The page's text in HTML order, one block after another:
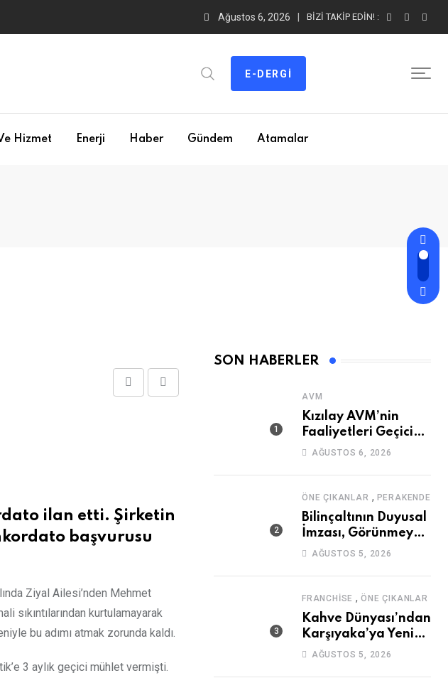
Ağustos 6, 2026 BIZI TAKIP EDIN! :
E-DERGI
Hizmet Enerji Haber Gündem Atamalar
ilan etti. Şirketin
başvurusu
Ziyal Ailesi’nden Mehmet
sıkıntılarından kurtulamayarak
bu adımı atmak zorunda kaldı.
3 aylık geçici mühlet vermişti.
SON HABERLER
AVM
Kızılay AVM’nin
Faaliyetleri Geçici
Olarak Durduruldu
AĞUSTOS 6, 2026
ÖNE ÇIKANLAR , PERAKENDE
Bilinçaltının Duyusal
İmzası, Görünmeyen
Güç
AĞUSTOS 5, 2026
FRANCHISE ,ÖNE ÇIKANLAR
Kahve Dünyası’ndan
Karşıyaka’ya Yeni
Mağaza
AĞUSTOS 5, 2026